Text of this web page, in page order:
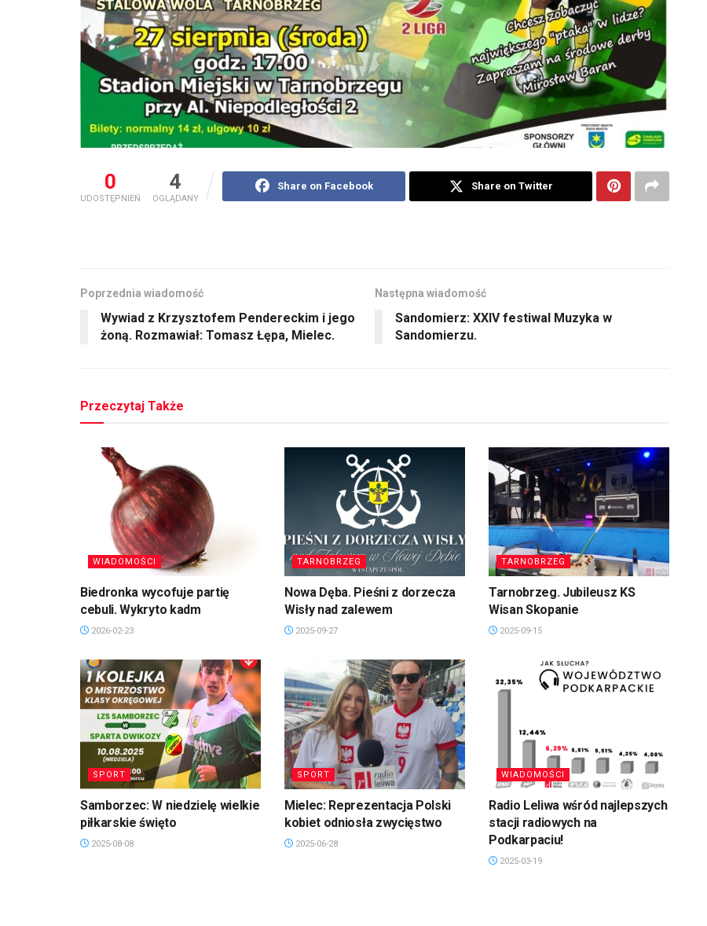
0
UDOSTĘPNIEŃ
4
OGLĄDANY
Share on Facebook Share on Twitter
Poprzednia wiadomość
Wywiad z Krzysztofem Pendereckim i jego
żoną. Rozmawiał: Tomasz Łępa, Mielec.
Następna wiadomość
Sandomierz: XXIV festiwal Muzyka w
Sandomierzu.
Przeczytaj Także
WIADOMOŚCI
Biedronka wycofuje partię
cebuli. Wykryto kadm
2026-02-23
TARNOBRZEG
Nowa Dęba. Pieśni z dorzecza
Wisły nad zalewem
2025-09-27
TARNOBRZEG
Tarnobrzeg. Jubileusz KS
Wisan Skopanie
2025-09-15
SPORT
Samborzec: W niedzielę wielkie
piłkarskie święto
2025-08-08
SPORT
Mielec: Reprezentacja Polski
kobiet odniosła zwycięstwo
2025-06-28
WIADOMOŚCI
Radio Leliwa wśród najlepszych
stacji radiowych na
Podkarpaciu!
2025-03-19